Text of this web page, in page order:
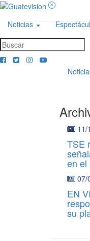
Noticias
11/
TSE
en el
07/
EN
su